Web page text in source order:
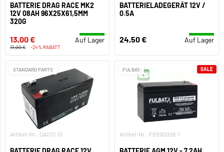
BATTERIE DRAG RACE MK2
12V 08AH 96X25X61,5MM
320G
13,00 € Auf Lager
17,00 € -24% RABATT
BATTERIELADEGERÄT 12V /
0.5A
24,50 € Auf Lager
STANDARD PARTS
Artikel-Nr.: DA001.10
FULBAT
Artikel-Nr.: FB590028-1
SALE